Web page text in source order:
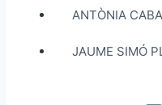
ANTÒNIA
JAUME SIMÓ